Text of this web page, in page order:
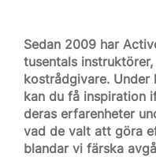
Sedan 2009 har
tusentals
kostrådgivare. Under
kan du få inspiration
deras erfarenheter
vad de valt att göra
blandar vi färska